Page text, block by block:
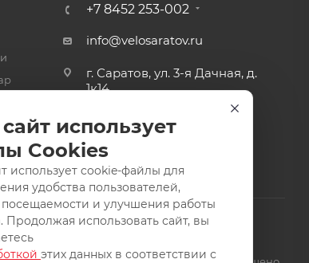
+7 8452 253-002
info@velosaratov.ru
г. Саратов, ул. 3-я Дачная, д.
1к14
использует
Cookies
использует cookie-файлы для
удобства пользователей,
посещаемости и улучшения работы
Продолжая использовать сайт, вы
этих данных в соответствии с